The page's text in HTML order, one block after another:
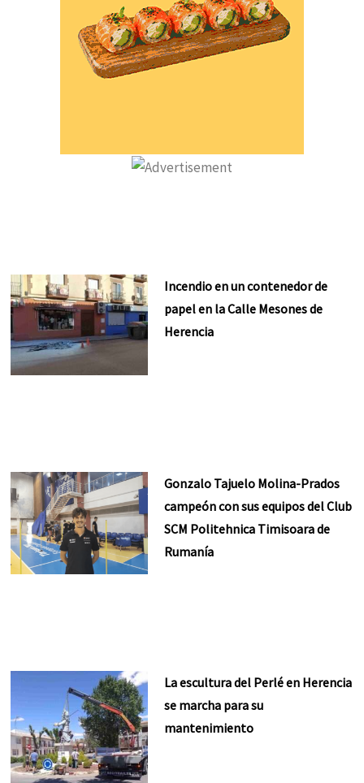
Incendio en un contenedor de
papel en la Calle Mesones de
Herencia
Gonzalo Tajuelo Molina-Prados
campeón con sus equipos del Club
SCM Politehnica Timisoara de
Rumanía
La escultura del Perlé en Herencia
se marcha para su
mantenimiento